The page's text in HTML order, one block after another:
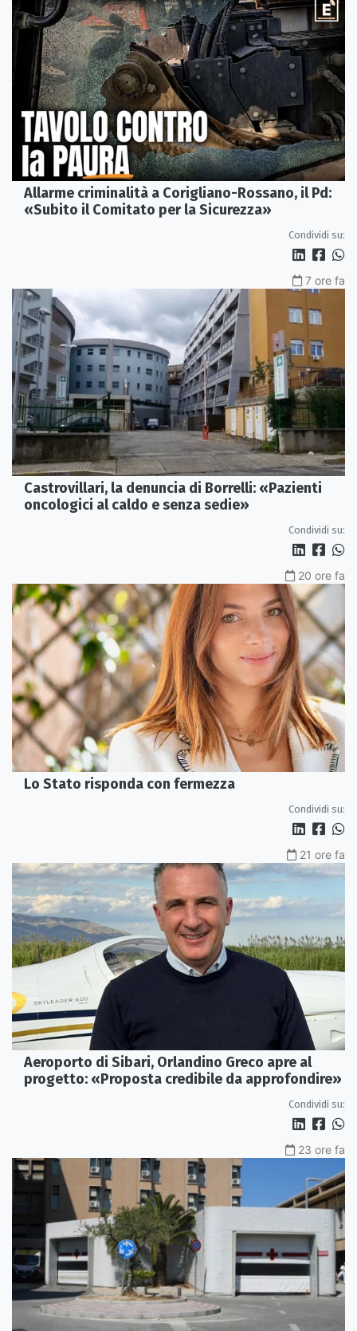
Allarme criminalità a Corigliano-Rossano, il Pd:
«Subito il Comitato per la Sicurezza»
Condividi su:
7 ore fa
Castrovillari, la denuncia di Borrelli: «Pazienti
oncologici al caldo e senza sedie»
Condividi su:
20 ore fa
Lo Stato risponda con fermezza
Condividi su:
21 ore fa
Aeroporto di Sibari, Orlandino Greco apre al
progetto: «Proposta credibile da approfondire»
Condividi su:
23 ore fa